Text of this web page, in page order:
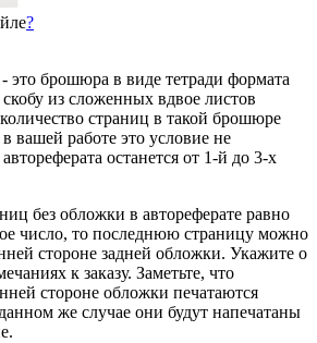
?
это брошюра в виде тетради формата
из сложенных вдвое листов
страниц в такой брошюре
вашей работе это условие не
останется от 1-й до 3-х
без обложки в автореферате равно
число, то последнюю страницу можно
стороне задней обложки. Укажите о
к заказу. Заметьте, что
стороне обложки печатаются
же случае они будут напечатаны